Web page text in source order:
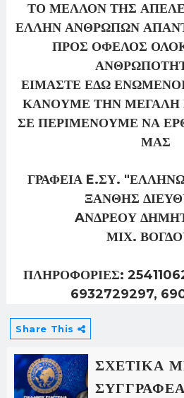
ΤΟ ΜΕΛΛΟΝ ΤΗΣ
ΕΛΛΗΝ ΑΝΘΡΩΠΩΝ
ΠΡΟΣ ΟΦΕΛΟΣ
ΕΙΜΑΣΤΕ ΕΔΩ
ΚΑΝΟΥΜΕ ΤΗΝ ΜΕΓΑΛΗ
ΣΕ ΠΕΡΙΜΕΝΟΥΜΕ ΝΑ
ΜΑΣ
ΓΡΑΦΕΙΑ E.ΣΥ.
ΞΑΝΘΗΣ
AΝΔΡΕΟΥ
ΜΙΧ.
ΠΛΗΡΟΦΟΡΙΕΣ:
6932729297,
Share This
ΣΧΕΤΙΚΑ